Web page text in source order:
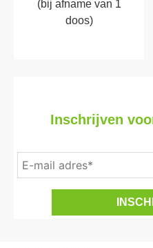
(bij afname van 1
doos)
Inschrijven